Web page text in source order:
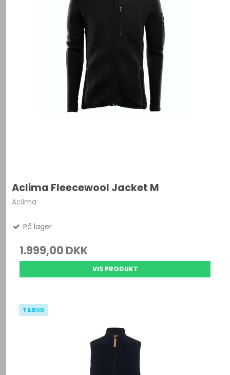
Aclima Fleecewool Jacket M
Aclima
På lager
1.999,00 DKK
VIS PRODUKT
TILBUD